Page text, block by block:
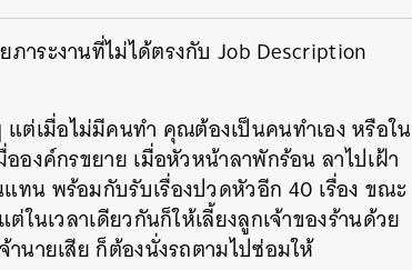
ภาระงานที่ไม่ได้ตรงกับ Job Description
ต่เมื่อไม่มีคนทำ คุณต้องเป็นคนทำเอง หรือใน
งค์กรขยาย เมื่อหัวหน้าลาพักร้อน ลาไปเฝ้า
น พร้อมกับรับเรื่องปวดหัวอีก 40 เรื่อง ขณะ
นเวลาเดียวกันก็ให้เลี้ยงลูกเจ้าของร้านด้วย
นายเสีย ก็ต้องนั่งรถตามไปซ่อมให้